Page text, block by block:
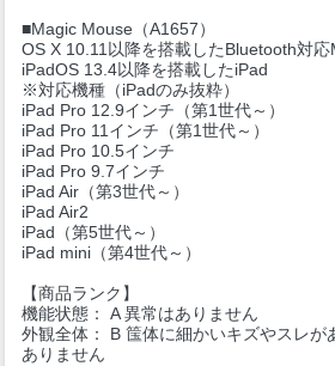
■Magic Mouse（A1657）
OS X 10.11以降を搭載したBluetooth対応
iPadOS 13.4以降を搭載したiPad
※対応機種（iPadのみ抜粋）
iPad Pro 12.9インチ（第1世代～）
iPad Pro 11インチ（第1世代～）
iPad Pro 10.5インチ
iPad Pro 9.7インチ
iPad Air（第3世代～）
iPad Air2
iPad（第5世代～）
iPad mini（第4世代～）
【商品ランク】
機能状態： A 異常はありません
外観全体： B 筺体に細かいキズやスレが
ありません